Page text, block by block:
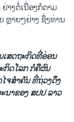
າງຕໍ່ເນື່ອງກໍຕາມ
ຫຼາຍໆຢ່າງ ຊຶ່ງທ່ານ
ເສດຖະກິດທີ່ອ່ອນ​
ກິດໂລກ ກໍຄືຜົນ
ຈສຳຄັນ ທີ່ຖ່ວງດຶງ
ນາຂອງ ສປປ ລາວ